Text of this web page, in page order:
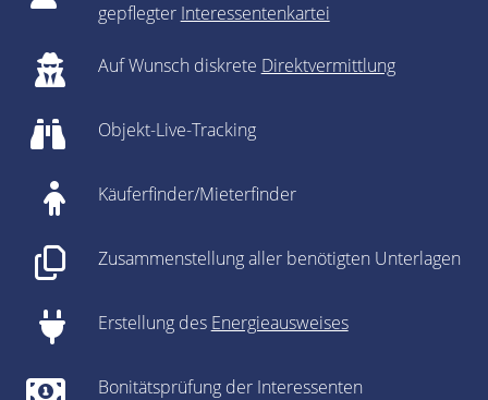
gepflegter Interessentenkartei
Auf Wunsch diskrete Direktvermittlung
Objekt-Live-Tracking
Käuferfinder/Mieterfinder
Zusammenstellung aller benötigten Unterlagen
Erstellung des Energieausweises
Bonitätsprüfung der Interessenten